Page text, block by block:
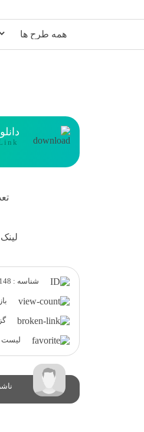
شناسه : 3148
لیست